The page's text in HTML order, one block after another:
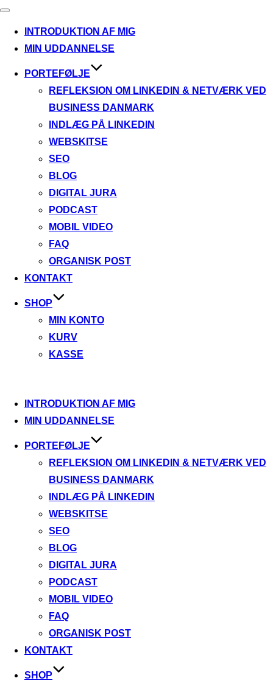
Slå
til/fra INTRODUKTION AF MIG
MIN UDDANNELSE
PORTEFØLJE
REFLEKSION OM LINKEDIN & NETVÆRK VED
BUSINESS DANMARK
INDLÆG PÅ LINKEDIN
WEBSKITSE
SEO
BLOG
DIGITAL JURA
PODCAST
MOBIL VIDEO
FAQ
ORGANISK POST
KONTAKT
SHOP
MIN KONTO
KURV
KASSE
indholdINTRODUKTION AF MIG
MIN UDDANNELSE
PORTEFØLJE
REFLEKSION OM LINKEDIN & NETVÆRK VED
BUSINESS DANMARK
INDLÆG PÅ LINKEDIN
WEBSKITSE
SEO
BLOG
DIGITAL JURA
PODCAST
MOBIL VIDEO
FAQ
ORGANISK POST
KONTAKT
SHOP